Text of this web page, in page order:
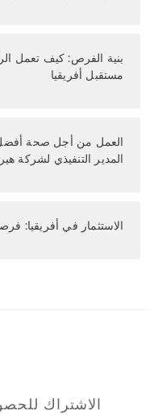
بنية الفرص: كيف تعمل
مستقبل أفريقيا
العمل من أجل صحة أفضل:
المدير التنفيذي لشركة
الاستثمار في أفريقيا:
الاشتراك